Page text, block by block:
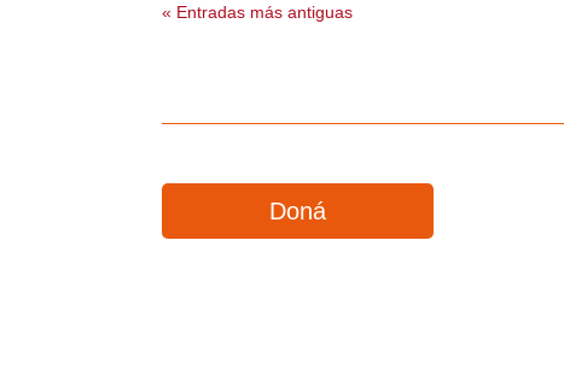
« Entradas más antiguas
Doná